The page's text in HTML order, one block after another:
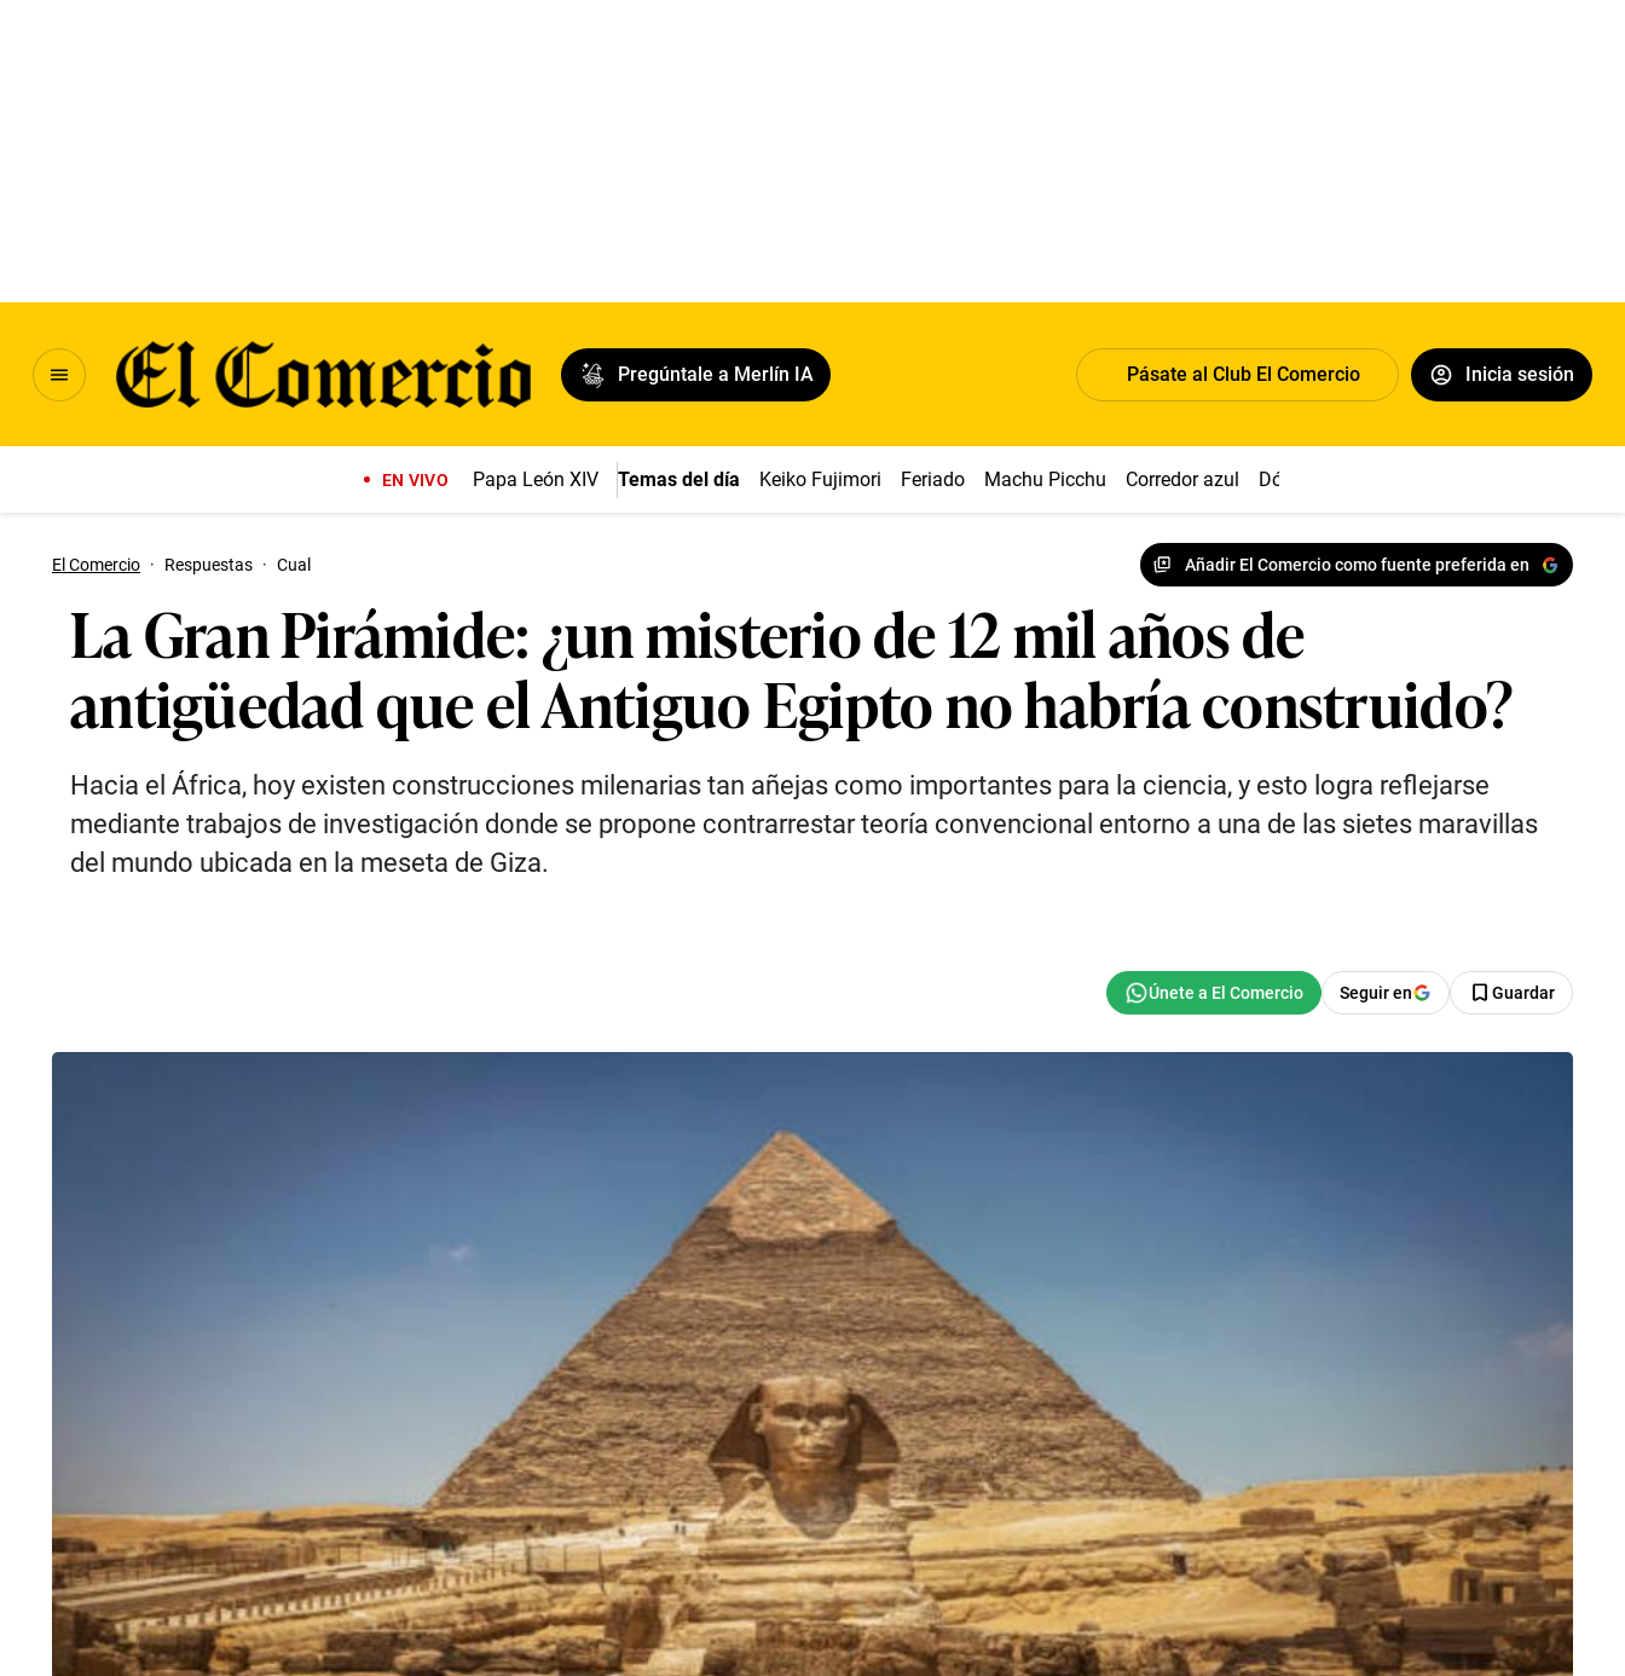
Pregúntale a Merlín IA Pásate al Club El Comercio Inicia sesión
EN VIVO Papa León XIV Temas del día Keiko Fujimori Feriado Machu Picchu Corredor azul Dólar
El Comercio · Respuestas · Cual Añadir El Comercio como fuente preferida en
La Gran Pirámide: ¿un misterio de 12 mil años de
antigüedad que el Antiguo Egipto no habría construido?
Hacia el África, hoy existen construcciones milenarias tan añejas como importantes para la ciencia, y esto logra reflejarse
mediante trabajos de investigación donde se propone contrarrestar teoría convencional entorno a una de las sietes maravillas
del mundo ubicada en la meseta de Giza.
Seguir en Guardar